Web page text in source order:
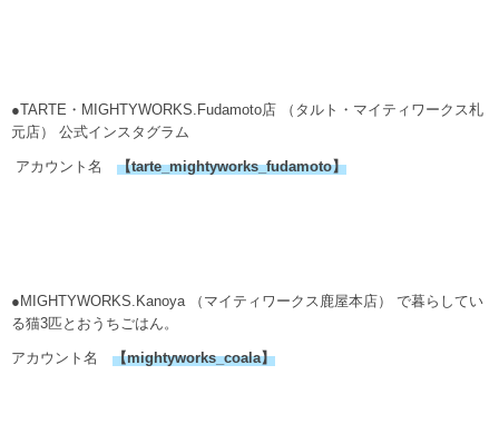
●TARTE・MIGHTYWORKS.Fudamoto店 （タルト・マイティワークス札
元店） 公式インスタグラム
アカウント名 【tarte_mightyworks_fudamoto】
●MIGHTYWORKS.Kanoya （マイティワークス鹿屋本店） で暮らしてい
る猫3匹とおうちごはん。
アカウント名 【mightyworks_coala】